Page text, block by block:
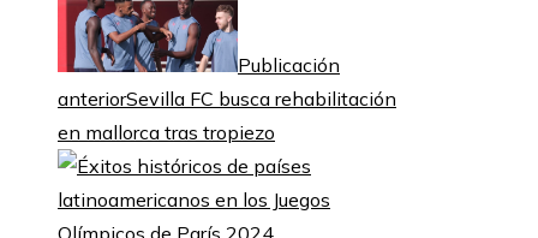
Publicación
anteriorSevilla FC busca rehabilitación
en mallorca tras tropiezo